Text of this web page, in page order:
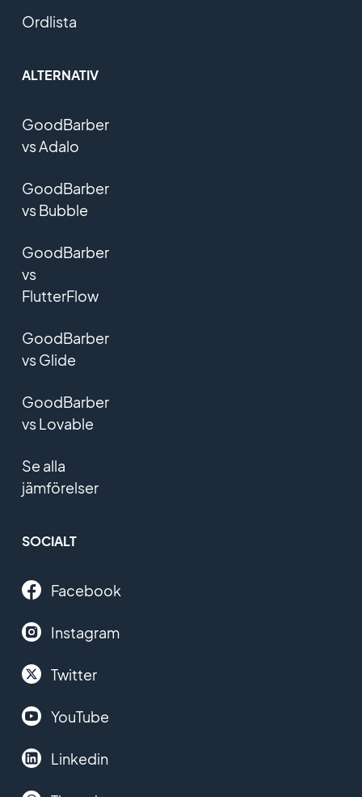
Ordlista
ALTERNATIV
GoodBarber
vs Adalo
GoodBarber
vs Bubble
GoodBarber
vs
FlutterFlow
GoodBarber
vs Glide
GoodBarber
vs Lovable
Se alla
jämförelser
SOCIALT
Facebook
Instagram
Twitter
YouTube
Linkedin